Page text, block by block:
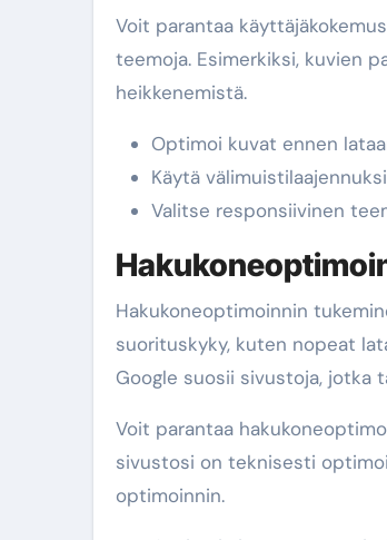
Voit parantaa
teemoja. Esimerkiksi, kuvien
heikkenemistä.
Optimoi kuvat ennen
Käytä
Valitse responsiivinen
Hakukoneoptimoinnin
suorituskyky, kuten nopeat
Google suosii sivustoja, jotka
Voit parantaa
sivustosi on teknisesti
optimoinnin.